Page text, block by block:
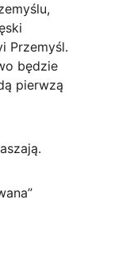
Przemyśl.
będzie
pierwzą